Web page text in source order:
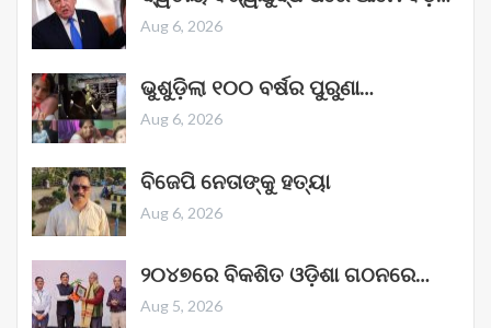
Aug 6, 2026
ଭୁଶୁଡ଼ିଲା ୧୦୦ ବର୍ଷର ପୁରୁଣା…
Aug 6, 2026
ବିଜେପି ନେତାଙ୍କୁ ହତ୍ୟା
Aug 6, 2026
୨୦୪୭ରେ ବିକଶିତ ଓଡ଼ିଶା ଗଠନରେ…
Aug 5, 2026